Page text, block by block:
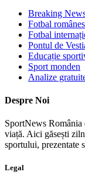
Breaking
Fotbal
Fotbal
Pontul de
Educație
Sport monden
Analize
Despre Noi
SportNews România
viață. Aici găsești
sportului, prezentate
Legal